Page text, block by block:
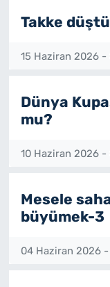
Takke
15 Haziran 2026 -
Dünya
mu?
10 Haziran 2026 -
Mesele
büyümek-3
04 Haziran 2026 -